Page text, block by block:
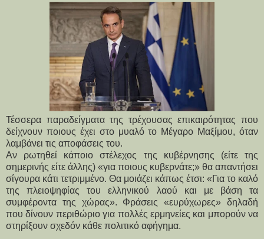
Τέσσερα παραδείγματα της τρέχουσας επικαιρότητας που
δείχνουν ποιους έχει στο μυαλό το Μέγαρο Μαξίμου, όταν
λαμβάνει τις αποφάσεις του.
Αν ρωτηθεί κάποιο στέλεχος της κυβέρνησης (είτε της
σημερινής είτε άλλης) «για ποιους κυβερνάτε;» θα απαντήσει
σίγουρα κάτι τετριμμένο. Θα μοιάζει κάπως έτσι: «Για το καλό
της πλειοψηφίας του ελληνικού λαού και με βάση τα
συμφέροντα της χώρας». Φράσεις «ευρύχωρες» δηλαδή
που δίνουν περιθώριο για πολλές ερμηνείες και μπορούν να
στηρίξουν σχεδόν κάθε πολιτικό αφήγημα.